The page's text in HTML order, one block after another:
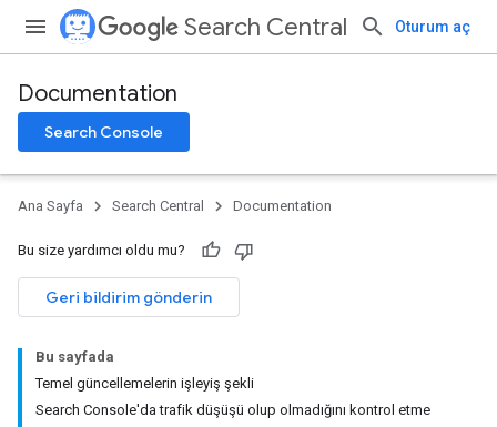
Search Central Oturum aç
Documentation
Search Console
Ana Sayfa Search Central Documentation
Bu size yardımcı oldu mu?
Geri bildirim gönderin
Bu sayfada
Temel güncellemelerin işleyiş şekli
Search Console'da trafik düşüşü olup olmadığını kontrol etme